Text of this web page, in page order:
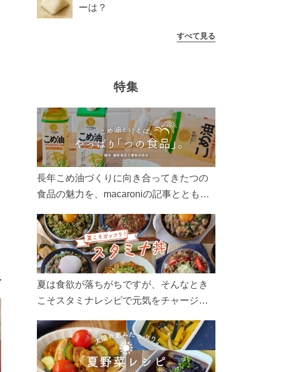
ーは？
すべて見る
特集
長年こめ油づくりに向き合ってきたつの
食品の魅力を、macaroniの記事とともに
ん、製造現場や品質へのこだわりまで。
こめ油をもっと好きになるコンテンツを
ぜひお楽しみください。
夏は食欲が落ちがちですが、そんなとき
こそスタミナレシピで元気をチャージ！
リ食べて、夏バテを吹き飛ばしましょ
う！